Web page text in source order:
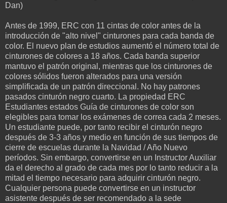
Dan)
Antes de 1999, ERC con 11 cintas de color antes de la
introducción de "alto nivel" cinturones para cada banda de
color. El nuevo plan de estudios aumentó el número total de
cinturones de colores a 18 años. Cada banda superior
mantuvo el patrón original, mientras que los cinturones de
colores sólidos fueron alterados para una versión
simplificada de un patrón direccional. No hay patrones
pasados ​​cinturón negro cuarto. La propiedad ERC
Estudiantes estados Guía de cinturones de color son
elegibles para tomar los exámenes de correa cada 2 meses.
Un estudiante puede, por tanto recibir el cinturón negro
después de 3-3 años y medio en función de sus tiempos de
cierre de escuelas durante la Navidad / Año Nuevo
períodos. Sin embargo, convertirse en un Instructor Auxiliar
da el derecho al grado de cada mes por lo tanto reducir a la
mitad el tiempo necesario para adquirir cinturón negro.
Cualquier persona puede convertirse en un instructor
asistente después de ser recomendado a la sede